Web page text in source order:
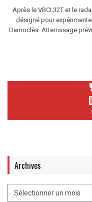
Après le VBCI 32T et le
désigné pour
Damoclès. Atterrissage
Archives